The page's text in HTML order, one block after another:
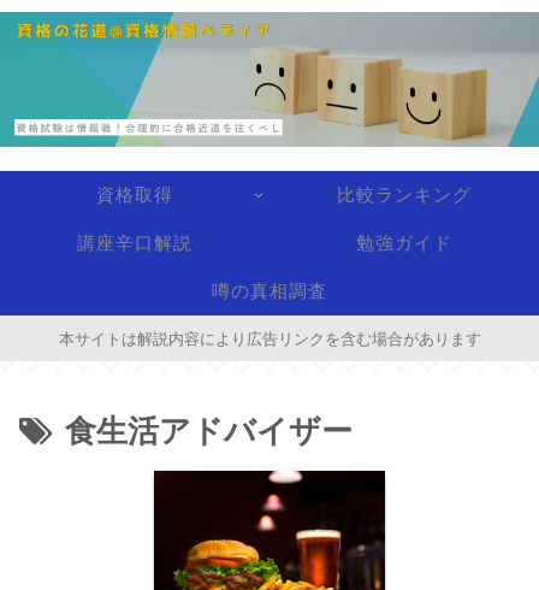
資格取得 比較ランキング
講座辛口解説 勉強ガイド
噂の真相調査
本サイトは解説内容により広告リンクを含む場合があります
食生活アドバイザー